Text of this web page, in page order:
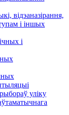
відэаназірання,
і іншых
і
уліку